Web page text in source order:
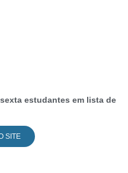
estudantes em lista de
SITE